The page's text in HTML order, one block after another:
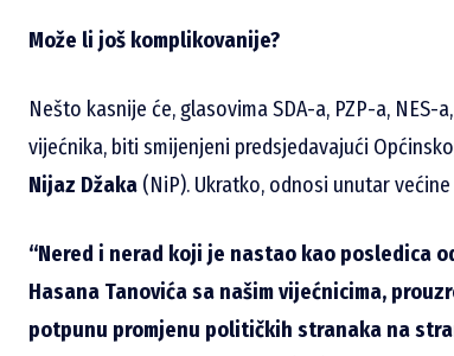
Može li još komplikovanije?
Nešto kasnije će, glasovima SDA-a, PZP-a,
vijećnika, biti smijenjeni predsjedavajući
Nijaz Džaka (NiP). Ukratko, odnosi unutar
“Nered i nerad koji je nastao kao posledica
Hasana Tanovića sa našim vijećnicima,
potpunu promjenu političkih stranaka na